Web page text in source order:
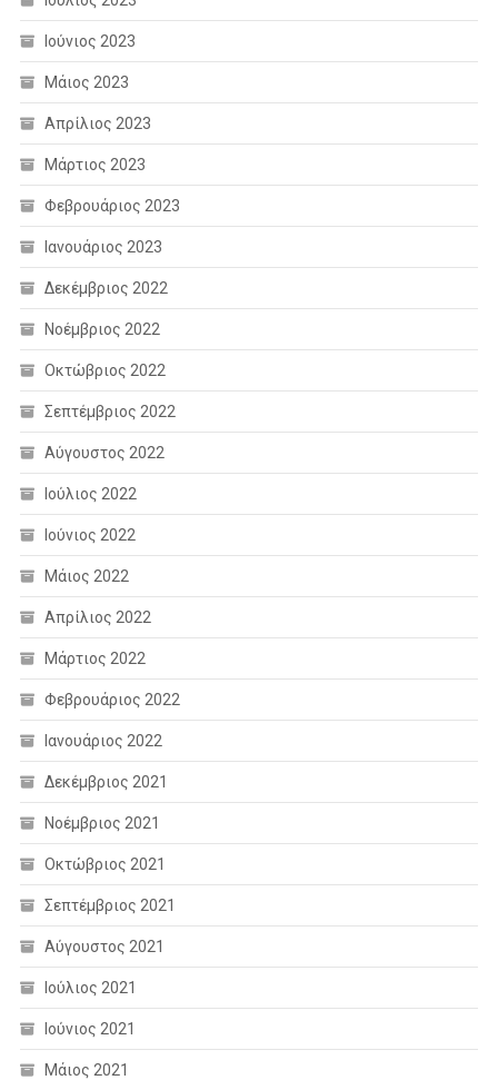
Ιούνιος 2023
Μάιος 2023
Απρίλιος 2023
Μάρτιος 2023
Φεβρουάριος 2023
Ιανουάριος 2023
Δεκέμβριος 2022
Νοέμβριος 2022
Οκτώβριος 2022
Σεπτέμβριος 2022
Αύγουστος 2022
Ιούλιος 2022
Ιούνιος 2022
Μάιος 2022
Απρίλιος 2022
Μάρτιος 2022
Φεβρουάριος 2022
Ιανουάριος 2022
Δεκέμβριος 2021
Νοέμβριος 2021
Οκτώβριος 2021
Σεπτέμβριος 2021
Αύγουστος 2021
Ιούλιος 2021
Ιούνιος 2021
Μάιος 2021